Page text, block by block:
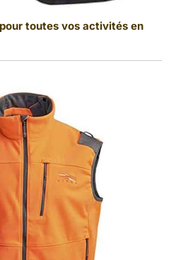
toutes vos activités en